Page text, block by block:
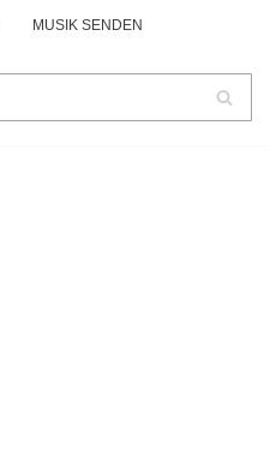
MUSIK SENDEN